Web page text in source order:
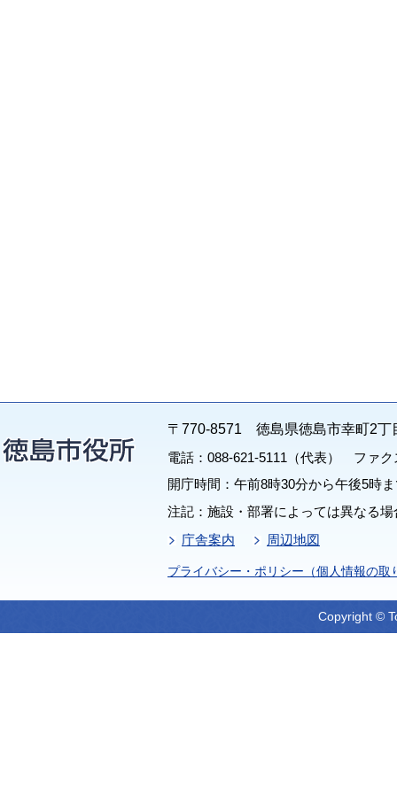
〒770-8571 徳島県徳島市幸町2丁
電話：088-621-5111（代表） ファク
開庁時間：午前8時30分から午後5時
注記：施設・部署によっては異なる
庁舎案内
周辺地図
プライバシー・ポリシー（個人情報の取
Copyright ©